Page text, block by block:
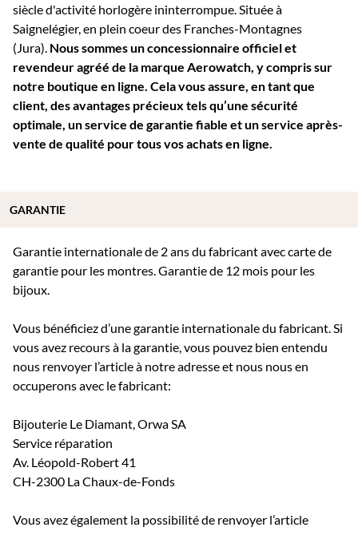
siècle d'activité horlogère ininterrompue. Située à
Saignelégier, en plein coeur des Franches-Montagnes
(Jura). Nous sommes un concessionnaire officiel et
revendeur agréé de la marque Aerowatch, y compris sur
notre boutique en ligne. Cela vous assure, en tant que
client, des avantages précieux tels qu’une sécurité
optimale, un service de garantie fiable et un service après-
vente de qualité pour tous vos achats en ligne.
Garantie internationale de 2 ans du fabricant avec carte de
garantie pour les montres. Garantie de 12 mois pour les
bijoux.
Vous bénéficiez d’une garantie internationale du fabricant. Si
vous avez recours à la garantie, vous pouvez bien entendu
nous renvoyer l’article à notre adresse et nous nous en
occuperons avec le fabricant:
Bijouterie Le Diamant, Orwa SA
Service réparation
Av. Léopold-Robert 41
CH-2300 La Chaux-de-Fonds
Vous avez également la possibilité de renvoyer l’article
GARANTIE